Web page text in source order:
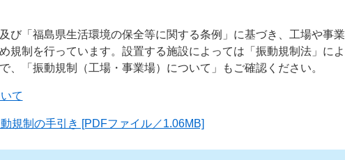
び「福島県生活環境の保全等に関する条例」に基づき、工場や事業
規制を行っています。設置する施設によっては「振動規制法」によ
、「振動規制（工場・事業場）について」もご確認ください。
て
規制の手引き [PDFファイル／1.06MB]